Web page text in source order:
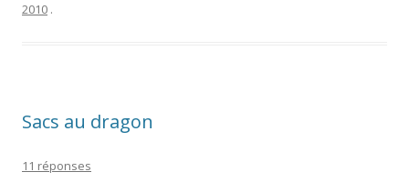
2010 .
Sacs au dragon
11 réponses